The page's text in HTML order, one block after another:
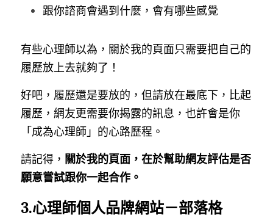
跟你諮商會遇到什麼，會有哪些感覺
有些心理師以為，關於我的頁面只需要把自己的
履歷放上去就夠了！
好吧，履歷還是要放的，但請放在最底下，比起
履歷，網友更需要你揭露的訊息，也許會是你
「成為心理師」的心路歷程。
請記得， 關於我的頁面，在於幫助網友評估是否
願意嘗試跟你一起合作。
3.心理師個人品牌網站－部落格